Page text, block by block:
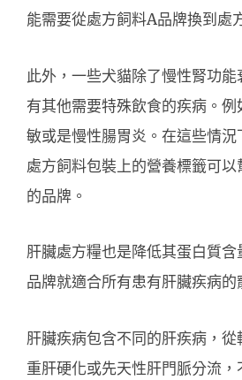
能需要從處方飼料A品牌換到處
此外，一些犬貓除了慢性腎功
有其他需要特殊飲食的疾病。
敏或是慢性腸胃炎。在這些情
處方飼料包裝上的營養標籤可
的品牌。
肝臟處方糧也是降低其蛋白質含
品牌就適合所有患有肝臟疾病的
肝臟疾病包含不同的肝疾病，
重肝硬化或先天性肝門脈分流